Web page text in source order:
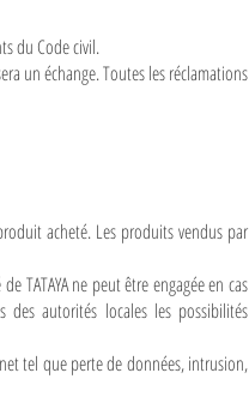
du Code civil.
un échange. Toutes les réclamations
acheté. Les produits vendus par
TATAYA ne peut être engagée en cas
autorités locales les possibilités
tel que perte de données, intrusion,